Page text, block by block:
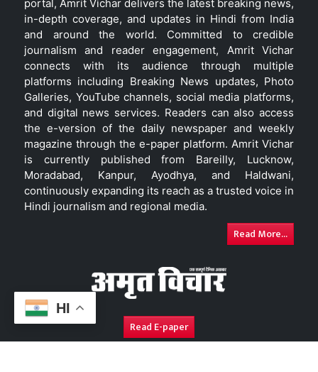
HI
portal, Amrit Vichar delivers the latest breaking news,
in-depth coverage, and updates in Hindi from India
and around the world. Committed to credible
journalism and reader engagement, Amrit Vichar
connects with its audience through multiple
platforms including Breaking News updates, Photo
Galleries, YouTube channels, social media platforms,
and digital news services. Readers can also access
the e-version of the daily newspaper and weekly
magazine through the e-paper platform. Amrit Vichar
is currently published from Bareilly, Lucknow,
Moradabad, Kanpur, Ayodhya, and Haldwani,
continuously expanding its reach as a trusted voice in
Hindi journalism and regional media.
Read More...
Read E-paper